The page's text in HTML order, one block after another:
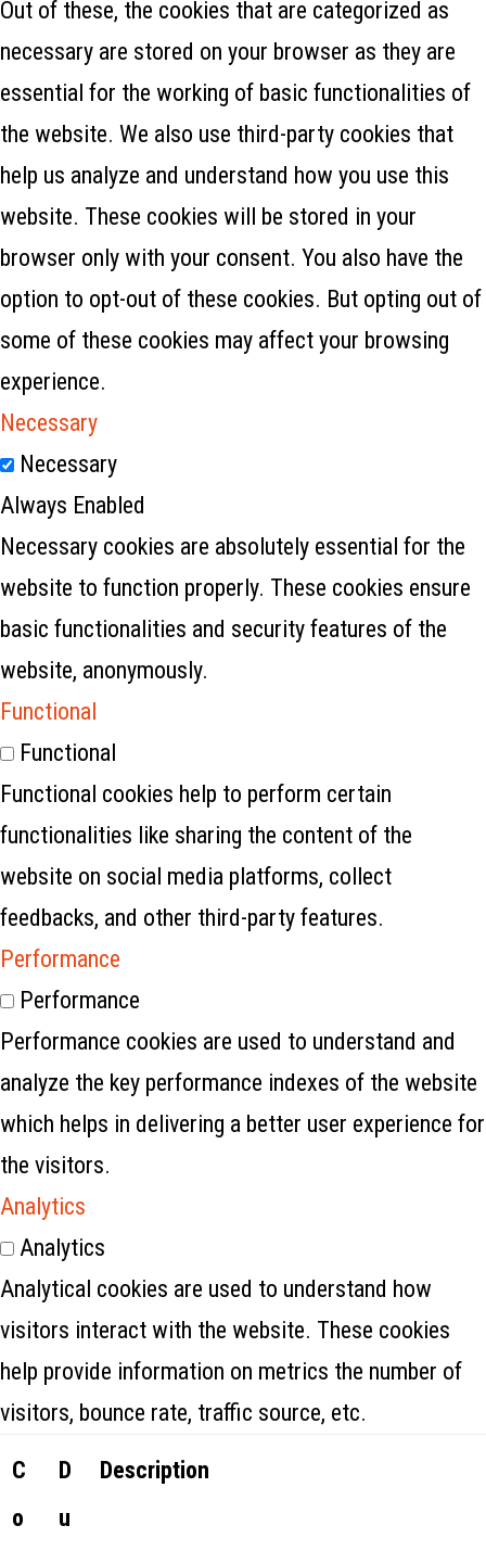
Out of these, the cookies that are categorized as
necessary are stored on your browser as they are
essential for the working of basic functionalities of
the website. We also use third-party cookies that
help us analyze and understand how you use this
website. These cookies will be stored in your
browser only with your consent. You also have the
option to opt-out of these cookies. But opting out of
some of these cookies may affect your browsing
experience.
Necessary
Necessary
Always Enabled
Necessary cookies are absolutely essential for the
website to function properly. These cookies ensure
basic functionalities and security features of the
website, anonymously.
Functional
Functional
Functional cookies help to perform certain
functionalities like sharing the content of the
website on social media platforms, collect
feedbacks, and other third-party features.
Performance
Performance
Performance cookies are used to understand and
analyze the key performance indexes of the website
which helps in delivering a better user experience for
the visitors.
Analytics
Analytics
Analytical cookies are used to understand how
visitors interact with the website. These cookies
help provide information on metrics the number of
visitors, bounce rate, traffic source, etc.
C
o
D
u
Description